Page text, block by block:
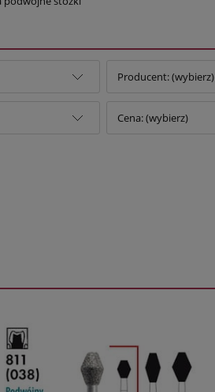
Producent: (wybierz)
Cena: (wybierz)